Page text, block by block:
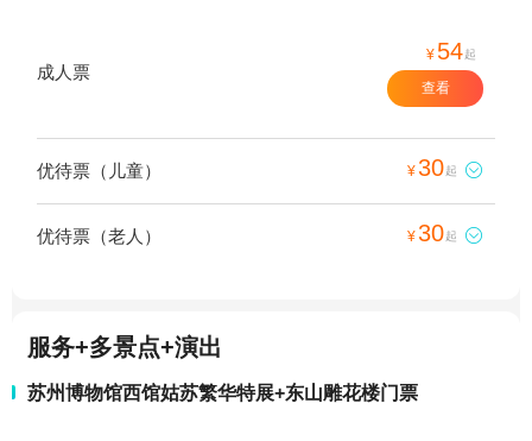
成人票
¥ 54起
查看
优待票（儿童） ¥30起 
优待票（老人） ¥30起 
服务+多景点+演出
苏州博物馆西馆姑苏繁华特展+东山雕花楼门票